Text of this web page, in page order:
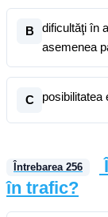
B
dificultăţi în
asemenea
C posibilitatea
Întrebarea 256
în trafic?